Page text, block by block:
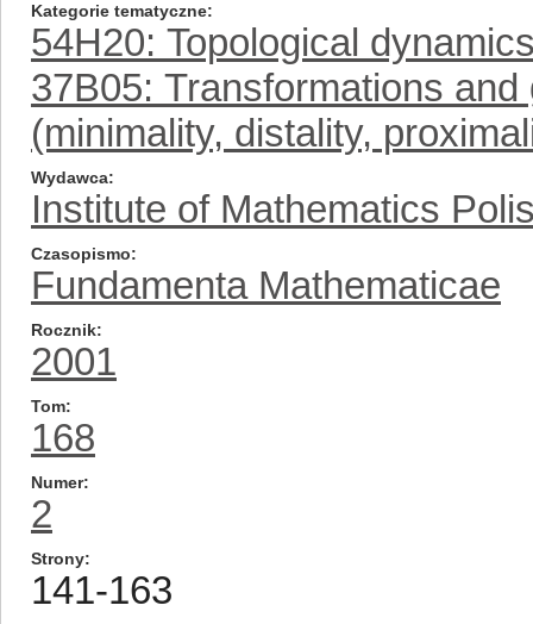
Kategorie tematyczne
54H20: Topological
37B05: Transformations
(minimality, distality,
Wydawca
Institute of Mathematics
Czasopismo
Fundamenta Mathematicae
Rocznik
2001
Tom
168
Numer
2
Strony
141-163